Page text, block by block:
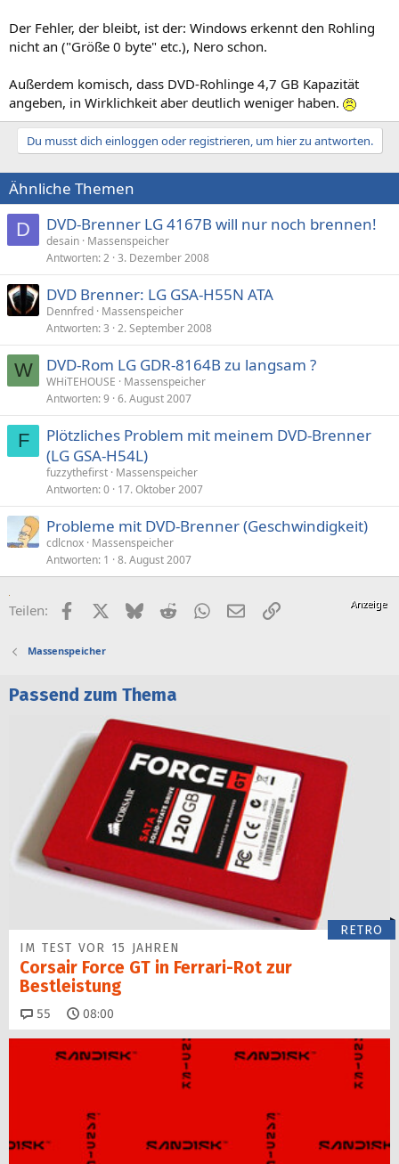
Der Fehler, der bleibt, ist der: Windows erkennt den Rohling
nicht an ("Größe 0 byte" etc.), Nero schon.
Außerdem komisch, dass DVD-Rohlinge 4,7 GB Kapazität
angeben, in Wirklichkeit aber deutlich weniger haben.
Du musst dich einloggen oder registrieren, um hier zu antworten.
Ähnliche Themen
D DVD-Brenner LG 4167B will nur noch brennen!
desain Massenspeicher
Antworten 2 3. Dezember 2008
DVD Brenner: LG GSA-H55N ATA
Dennfred Massenspeicher
Antworten 3 2. September 2008
W DVD-Rom LG GDR-8164B zu langsam ?
WHiTEHOUSE
Massenspeicher
Antworten 9 6. August 2007
F
Plötzliches Problem mit meinem DVD-Brenner
(LG GSA-H54L)
fuzzythefirst Massenspeicher
Antworten 0 17. Oktober 2007
Probleme mit DVD-Brenner (Geschwindigkeit)
cdlcnox Massenspeicher
Antworten 1 8. August 2007
Teilen: FacebookX (Twitter)
BlueskyRedditWhatsApp
E-MailLink
Massenspeicher
Passend zum Thema
RETRO
IM TEST VOR 15 JAHREN
Corsair Force GT in Ferrari-Rot zur
Bestleistung
55 Kommentare
08:00